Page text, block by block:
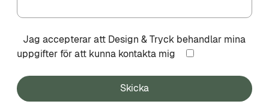
Jag accepterar att Design & Tryck behandlar mina
uppgifter för att kunna kontakta mig
Skicka